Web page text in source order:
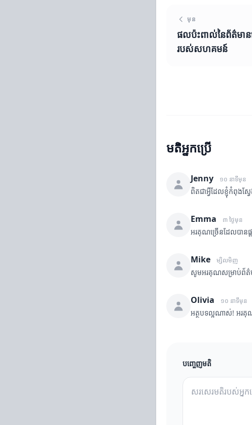
មុន
ផលប៉ះពាល់នៃព័ត៌មាន
របស់សហគមន៍
មតិអ្នកប្រើ
Jenny ១០ នាទីមុន
ពិតជាអ្វីដែលខ្ញុំកំពុងស្វ
Emma ៣ ថ្ងៃមុន
អរគុណច្រើនដែលបាន
Mike ម្សិលមិញ
សូមអរគុណសម្រាប់ព័ត៌ម
Olivia ១០ នាទីមុន
អត្ថបទល្អណាស់! អរគុ
បញ្ចេញមតិ